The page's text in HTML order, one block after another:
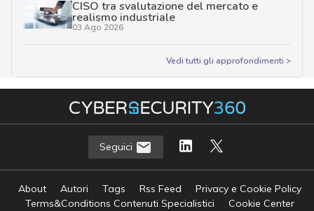
CISO tra svalutazione del mercato e
realismo industriale
03 Ago 2026
Vedi tutti gli approfondimenti >
Seguici
About Autori Tags Rss Feed
Privacy e Cookie Policy
Terms&Conditions Contenuti Specialistici
Cookie Center